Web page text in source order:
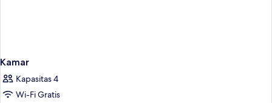
Kamar
Kapasitas 4
Wi-Fi Gratis